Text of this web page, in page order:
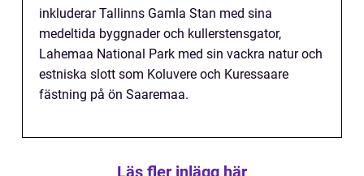
inkluderar Tallinns Gamla Stan med sina
medeltida byggnader och kullerstensgator,
Lahemaa National Park med sin vackra natur och
estniska slott som Koluvere och Kuressaare
fästning på ön Saaremaa.